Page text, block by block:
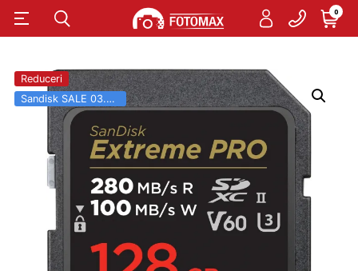
0
Reduceri
Sandisk SALE 03.06 - 31.08